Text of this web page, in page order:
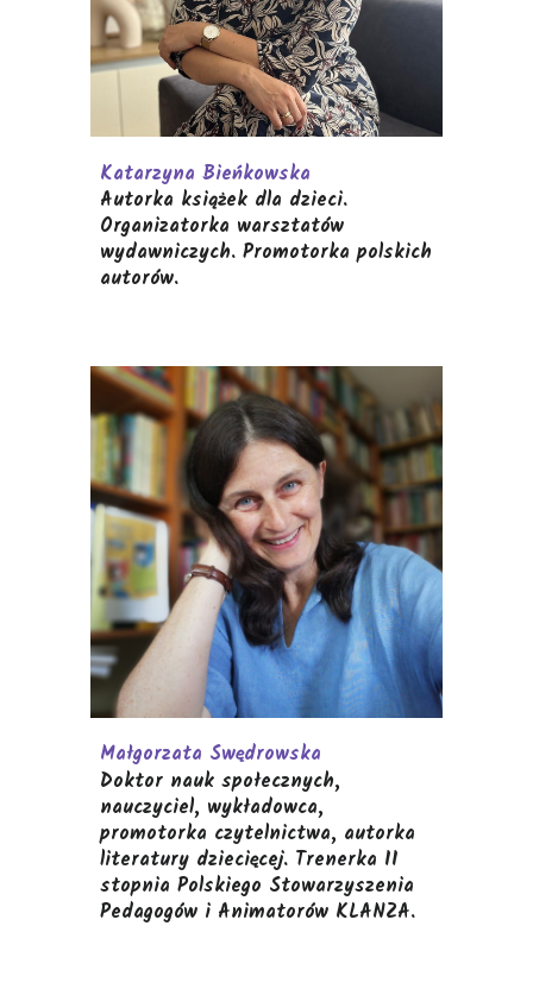
Katarzyna Bieńkowska
Autorka książek dla dzieci.
Organizatorka warsztatów
wydawniczych. Promotorka polskich
autorów.
Małgorzata Swędrowska
Doktor nauk społecznych,
nauczyciel, wykładowca,
promotorka czytelnictwa, autorka
literatury dziecięcej. Trenerka II
stopnia Polskiego Stowarzyszenia
Pedagogów i Animatorów KLANZA.